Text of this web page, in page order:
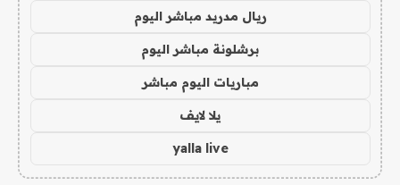
ريال مدريد مباشر اليوم
برشلونة مباشر اليوم
مباريات اليوم مباشر
يلا لايف
yalla live